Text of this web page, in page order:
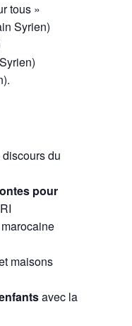
tous »
Syrien)
du
pour
maisons
avec la